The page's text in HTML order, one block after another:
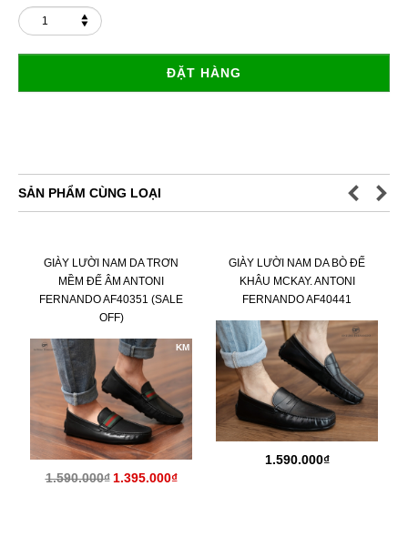
ĐẶT HÀNG
SẢN PHẨM CÙNG LOẠI
GIÀY LƯỜI NAM DA TRƠN
MỀM ĐẾ ÂM ANTONI
FERNANDO AF40351 (SALE
OFF)
KM
1.590.000₫ 1.395.000₫
GIÀY LƯỜI NAM DA BÒ ĐẾ
KHÂU MCKAY. ANTONI
FERNANDO AF40441
1.590.000₫